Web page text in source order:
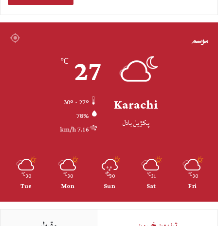
موسم
Karachi
پکڙيل بادل
27
℃
78%
7.16 km/h
30
℃
Fri
31
℃
Sat
30
℃
Sun
30
℃
Mon
30
℃
Tue